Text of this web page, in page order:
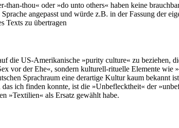
thou« oder »do unto others« haben keine
angepasst und würde z.B. in der Fassung der
Texts zu übertragen
die US-Amerikanische »purity culture« zu beziehen,
vor der Ehe«, sondern kulturell-rituelle Elemente
Sprachraum eine derartige Kultur kaum
ich finden konnte, ist die »Unbeflecktheit« der
»Textilien« als Ersatz gewählt habe.